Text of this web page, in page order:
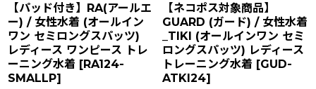
【パッド付き】RA(アールエ
ー) / 女性水着 (オールイン
ワン セミロングスパッツ)
レディース ワンピース トレ
ーニング水着 [RA124-
SMALLP]
【ネコポス対象商品】
GUARD (ガード) / 女性水着
_TIKI (オールインワン セミ
ロングスパッツ) レディース
トレーニング水着 [GUD-
ATKI24]